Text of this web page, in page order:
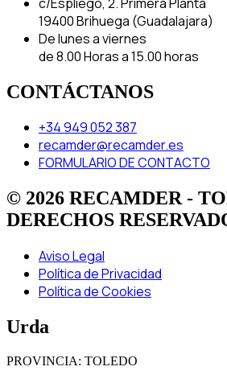
19400 Brihuega (Guadalajara)
De lunes a viernes
de 8.00 Horas a 15.00 horas
CONTÁCTANOS
+34 949 052 387
recamder@recamder.es
FORMULARIO DE CONTACTO
© 2026 RECAMDER -
DERECHOS
Aviso Legal
Política de Privacidad
Política de Cookies
Urda
PROVINCIA: TOLEDO